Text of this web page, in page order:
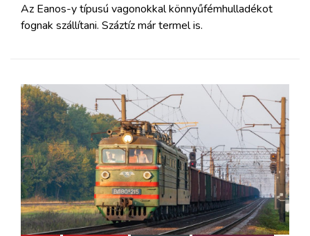
Az Eanos-y típusú vagonokkal könnyűfémhulladékot
fognak szállítani. Száztíz már termel is.